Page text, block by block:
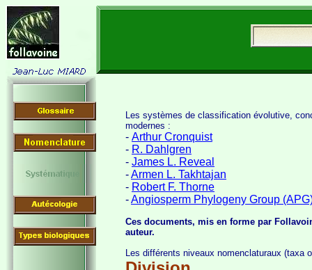
Les systèmes de classification évolutive,
modernes :
- Arthur Cronquist
- R. Dahlgren
- James L. Reveal
-Armen L. Takhtajan
- Robert F. Thorne
-Angiosperm Phylogeny Group
Ces documents, mis en forme par
auteur.
Les différents niveaux nomenclaturaux (taxa